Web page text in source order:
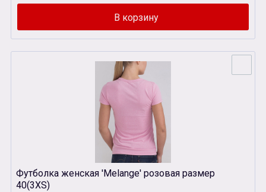
Футболка женская 'Melange' розовая размер
40(3XS)